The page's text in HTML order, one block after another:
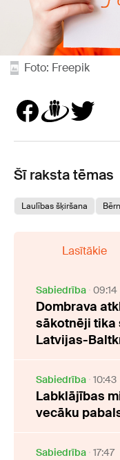
Foto: Freepik
Šī raksta tēmas
Laulības šķiršana
Lasītākie
Sabiedrība 09:14
Dombrava
sākotnēji tika
Latvijas-
Sabiedrība 10:43
Labklājības
vecāku
Sabiedrība 17:47